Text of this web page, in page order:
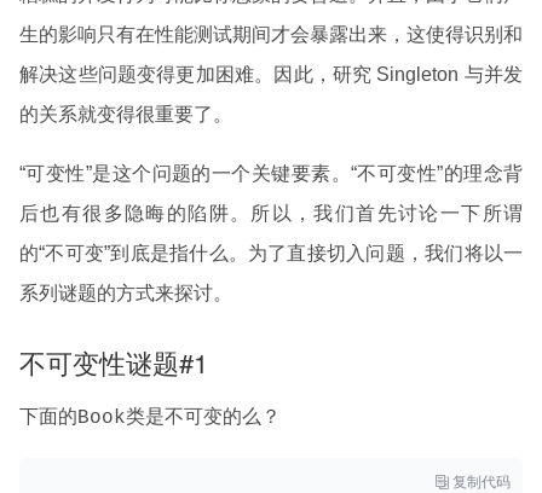
生的影响只有在性能测试期间才会暴露出来，这使得识别和
解决这些问题变得更加困难。因此，研究 Singleton 与并发
的关系就变得很重要了。
“可变性”是这个问题的一个关键要素。“不可变性”的理念背
后也有很多隐晦的陷阱。所以，我们首先讨论一下所谓
的“不可变”到底是指什么。为了直接切入问题，我们将以一
系列谜题的方式来探讨。
不可变性谜题#1
下面的Book类是不可变的么？
 复制代码